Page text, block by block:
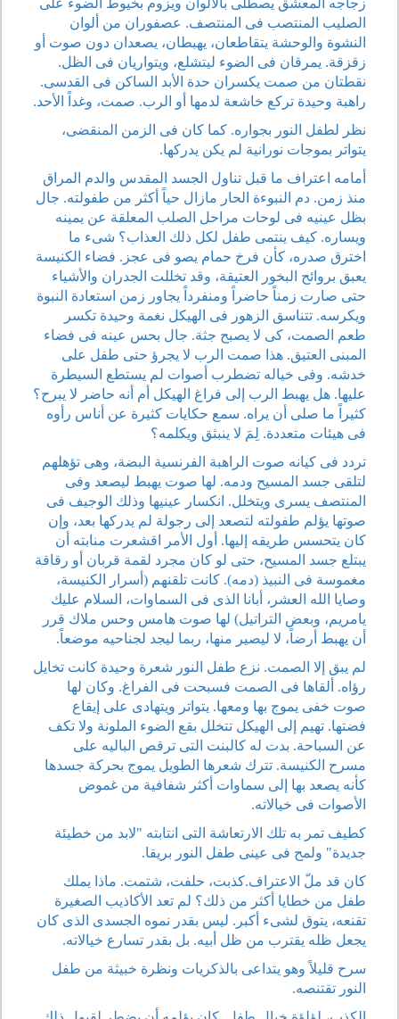
زجاجه المعشق يصطلى بالألوان ويزوم بخيوط الضوء على
الصليب المنتصب فى المنتصف. عصفوران من ألوان
النشوة والوحشة يتقاطعان، يهبطان، يصعدان دون صوت أو
زقزقة. يمرقان فى الضوء ليتشلع، ويتواريان فى الظل.
نقطتان من صمت يكسران حدة الأبد الساكن فى القدسى.
راهبة وحيدة تركع خاشعة لدمها أو الرب. صمت، وغداً الأحد.
نظر لطفل النور بجواره. كما كان فى الزمن المنقضى،
يتواتر بموجات نورانية لم يكن يدركها.
أمامه اعتراف ما قبل تناول الجسد المقدس والدم المراق
منذ زمن. دم النبوءة الحار مازال حياً أكثر من طفولته. جال
بظل عينيه فى لوحات مراحل الصلب المعلقة عن يمينه
ويساره. كيف ينتمى طفل لكل ذلك العذاب؟ شىء ما
اخترق صدره، كأن فرخ حمام يصو فى عجز. فضاء الكنيسة
يعبق بروائح البخور العتيقة، وقد تخللت الجدران والأشياء
حتى صارت زمناً حاضراً ومنفرداً يجاور زمن استعادة النبوة
ويكرسه. تتناسق الزهور فى الهيكل نغمة وحيدة تكسر
طعم الصمت، كى لا يصبح جثة. جال بحس عينه فى فضاء
المبنى العتيق. هذا صمت الرب لا يجرؤ حتى طفل على
خدشه. وفى خياله تضطرب أصوات لم يستطع السيطرة
عليها. هل يهبط الرب إلى فراغ الهيكل أم أنه حاضر لا يبرح؟
كثيراً ما صلى أن يراه. سمع حكايات كثيرة عن أناس رأوه
فى هيئات متعددة. لِمَ لا ينبثق ويكلمه؟
تردد فى كيانه صوت الراهبة الفرنسية البضة، وهى تؤهلهم
لتلقى جسد المسيح ودمه. لها صوت يهبط ليصعد وفى
المنتصف يسرى ويتخلل. انكسار عينيها وذلك الوجيف فى
صوتها يؤلم طفولته لتصعد إلى رجولة لم يدركها بعد، وإن
كان يتحسس طريقه إليها. أول الأمر اقشعرت منابته أن
يبتلع جسد المسيح، حتى لو كان مجرد لقمة قربان أو رقاقة
مغموسة فى النبيذ (دمه). كانت تلقنهم (أسرار الكنيسة،
وصايا الله العشر، أبانا الذى فى السماوات، السلام عليك
يامريم، وبعض التراتيل) لها صوت هامس وحس ملاك قرر
أن يهبط أرضاً، لا ليصير منها، ربما ليجد لجناحيه موضعاً.
لم يبق إلا الصمت. نزع طفل النور شعرة وحيدة كانت تخايل
رؤاه. ألقاها فى الصمت فسبحت فى الفراغ. وكان لها
صوت خفى يموج بها ومعها. يتواتر ويتهادى على إيقاع
فضتها. تهيم إلى الهيكل تتخلل بقع الضوء الملونة ولا تكف
عن السباحة. بدت له كالبنت التى ترقص الباليه على
مسرح الكنيسة. تترك شعرها الطويل يموج بحركة جسدها
كأنه يصعد بها إلى سماوات أكثر شفافية من غموض
الأصوات فى خيالاته.
كطيف تمر به تلك الارتعاشة التى انتابته "لابد من خطيئة
جديدة" ولمح فى عينى طفل النور بريقا.
كان قد ملّ الاعتراف.كذبت، حلفت، شتمت. ماذا يملك
طفل من خطايا أكثر من ذلك؟ لم تعد الأكاذيب الصغيرة
تقنعه، يتوق لشىء أكبر. ليس بقدر نموه الجسدى الذى كان
يجعل ظله يقترب من ظل أبيه. بل بقدر تسارع خيالاته.
سرح قليلاً وهو يتداعى بالذكريات ونظرة خبيثة من طفل
النور تقتنصه.